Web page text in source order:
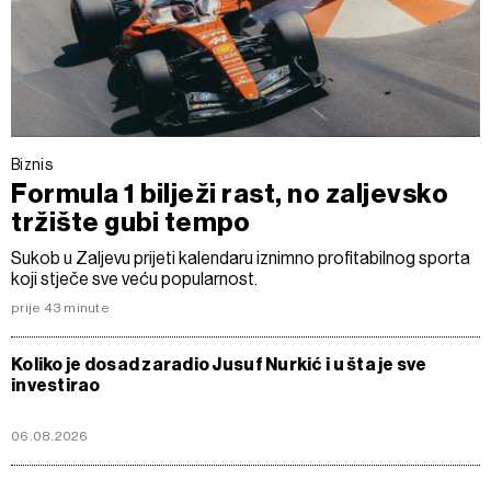
Biznis
Formula 1 bilježi rast, no zaljevsko
tržište gubi tempo
Sukob u Zaljevu prijeti kalendaru iznimno profitabilnog sporta
koji stječe sve veću popularnost.
prije 43 minute
Koliko je dosad zaradio Jusuf Nurkić i u šta je sve
investirao
06.08.2026